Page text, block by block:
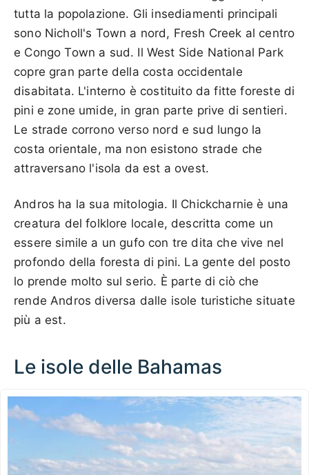
tutta la popolazione. Gli insediamenti principali
sono Nicholl's Town a nord, Fresh Creek al centro
e Congo Town a sud. Il West Side National Park
copre gran parte della costa occidentale
disabitata. L'interno è costituito da fitte foreste di
pini e zone umide, in gran parte prive di sentieri.
Le strade corrono verso nord e sud lungo la
costa orientale, ma non esistono strade che
attraversano l'isola da est a ovest.
Andros ha la sua mitologia. Il Chickcharnie è una
creatura del folklore locale, descritta come un
essere simile a un gufo con tre dita che vive nel
profondo della foresta di pini. La gente del posto
lo prende molto sul serio. È parte di ciò che
rende Andros diversa dalle isole turistiche situate
più a est.
Le isole delle Bahamas